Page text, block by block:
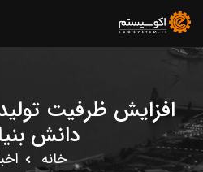
افزایش ظرفیت
دانش
خانه